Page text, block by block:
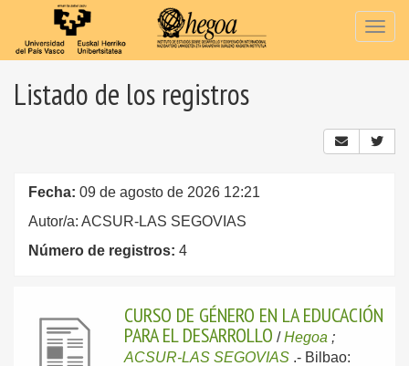
Listado de los registros
Fecha: 09 de agosto de 2026 12:21
Autor/a: ACSUR-LAS SEGOVIAS
Número de registros: 4
CURSO DE GÉNERO EN LA EDUCACIÓN
PARA EL DESARROLLO /Hegoa ;
ACSUR-LAS SEGOVIAS .- Bilbao: